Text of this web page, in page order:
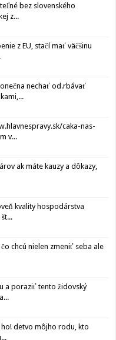
bez slovenského
z...
z EU, stačí mať väčšinu
nechať od.rbávať
caka-nas-
v...
ak máte kauzy a dôkazy,
kvality hospodárstva
chcú nielen zmeniť seba ale
a poraziť tento židovský
detvo môjho rodu, kto